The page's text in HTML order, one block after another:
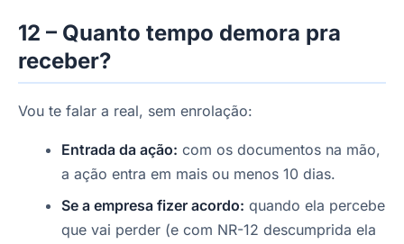
12 – Quanto tempo demora pra
receber?
Vou te falar a real, sem enrolação:
Entrada da ação: com os documentos na mão,
a ação entra em mais ou menos 10 dias.
Se a empresa fizer acordo: quando ela percebe
que vai perder (e com NR-12 descumprida ela